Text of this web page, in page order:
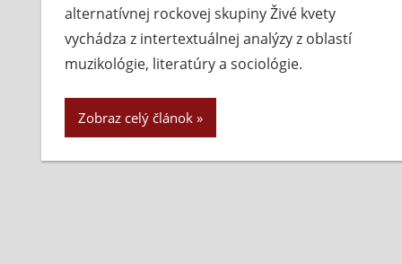
alternatívnej rockovej skupiny Živé kvety
vychádza z intertextuálnej analýzy z oblastí
muzikológie, literatúry a sociológie.
Zobraz celý článok